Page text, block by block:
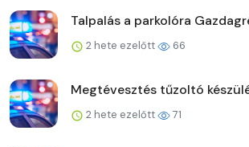
Talpalás a parkolóra
2 hete ezelőtt 66
Megtévesztés tűzoltó
2 hete ezelőtt 71